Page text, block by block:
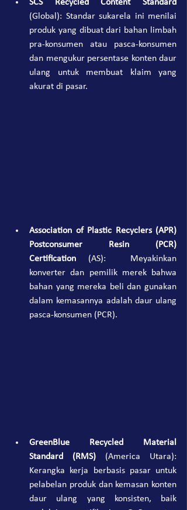
SCS Recycled Content Standard
(Global): Standar sukarela ini menilai
produk yang dibuat dari bahan limbah
pra-konsumen atau pasca-konsumen
dan mengukur persentase konten daur
ulang untuk membuat klaim yang
akurat di pasar.
Association of Plastic Recyclers (APR)
Postconsumer Resin (PCR)
Certification (AS):  Meyakinkan
konverter dan pemilik merek bahwa
bahan yang mereka beli dan gunakan
dalam kemasannya adalah daur ulang
pasca-konsumen (PCR).
GreenBlue Recycled Material
Standard (RMS) (America Utara):
Kerangka kerja berbasis pasar untuk
pelabelan produk dan kemasan konten
daur ulang yang konsisten, baik